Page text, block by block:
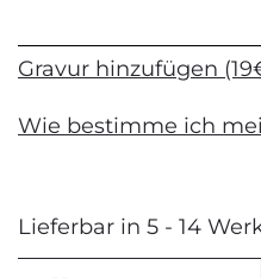
Gravur hinzufügen
Wie bestimme ich
Lieferbar in 5 - 14